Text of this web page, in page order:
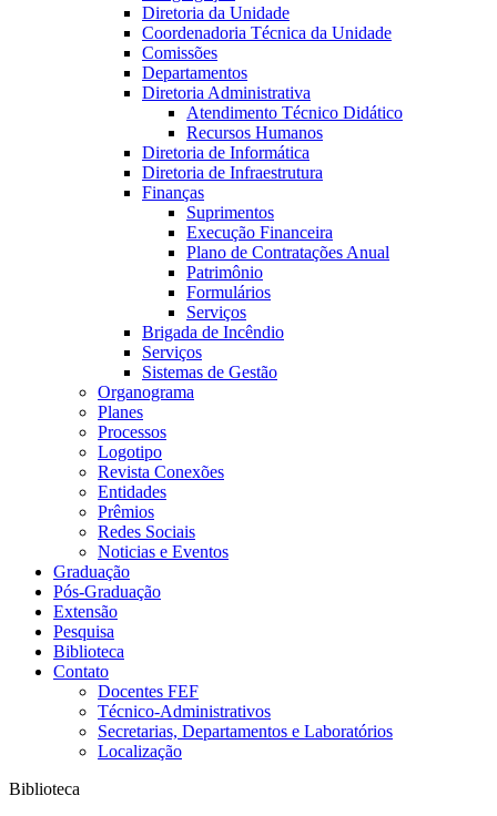
Diretoria da Unidade
Coordenadoria Técnica da Unidade
Comissões
Departamentos
Diretoria Administrativa
Atendimento Técnico Didático
Recursos Humanos
Diretoria de Informática
Diretoria de Infraestrutura
Finanças
Suprimentos
Execução Financeira
Plano de Contratações Anual
Patrimônio
Formulários
Serviços
Brigada de Incêndio
Serviços
Sistemas de Gestão
Organograma
Planes
Processos
Logotipo
Revista Conexões
Entidades
Prêmios
Redes Sociais
Noticias e Eventos
Graduação
Pós-Graduação
Extensão
Pesquisa
Biblioteca
Contato
Docentes FEF
Técnico-Administrativos
Secretarias, Departamentos e Laboratórios
Localização
Biblioteca